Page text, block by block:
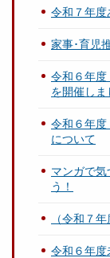
令和７年度
家事･育児
令和６年
を開催しま
令和６年度
について
マンガで
う！
（令和７
令和６年度